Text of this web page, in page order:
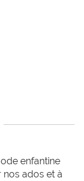
enfantine
ados et à